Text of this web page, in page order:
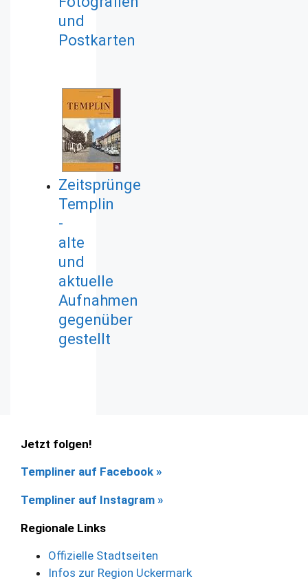
und
Postkarten
Zeitsprünge
Templin
-
alte
und
aktuelle
Aufnahmen
gegenüber
gestellt
Jetzt folgen!
Templiner auf Facebook »
Templiner auf Instagram »
Regionale Links
Offizielle Stadtseiten
Infos zur Region Uckermark